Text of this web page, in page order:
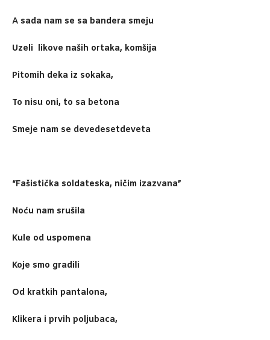
A sada nam se sa bandera smeju
Uzeli likove naših ortaka, komšija
Pitomih deka iz sokaka,
To nisu oni, to sa betona
Smeje nam se devedesetdeveta
“Fašistička soldateska, ničim izazvana”
Noću nam srušila
Kule od uspomena
Koje smo gradili
Od kratkih pantalona,
Klikera i prvih poljubaca,